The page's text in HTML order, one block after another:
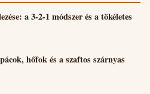
a 3-2-1 módszer és a tökéletes
hőfok és a szaftos szárnyas